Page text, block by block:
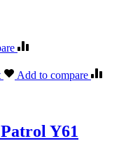
Add to compare
Y61